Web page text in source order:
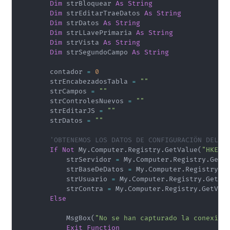
Dim strBloquear As
String
Dim strEditarTraeDatos As
String
Dim strDatos As
String
Dim strLLavePrimaria As
String
Dim strVista As
String
Dim strSegundoCampo As String
        contador
=
0
        strEncabezadosTabla
=
""
        strCampos
=
""
        strControlesNuevos
=
""
        strEditarJS
=
""
        strDatos
= ""
'OBTENEMOS LOS DATOS DE CONFIGURACIÖN DEL
If
Not My . Computer . Registry .GetValue(
            strServidor
= My . Computer . Registry .
            strBaseDeDatos
= My . Computer . Registry
            strUsuario
= My . Computer . Registry .
            strContra
= My . Computer . Registry .
Else
            MsgBox
( "No se han capturado la
Exit
Function